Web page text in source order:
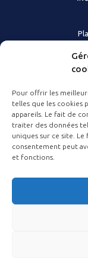
Pour offrir les
telles que les cookies
appareils. Le fait de
traiter des données
uniques sur ce site.
consentement peut
et fonctions.
Nous connaître
Agir avec nous
Suivez-nous